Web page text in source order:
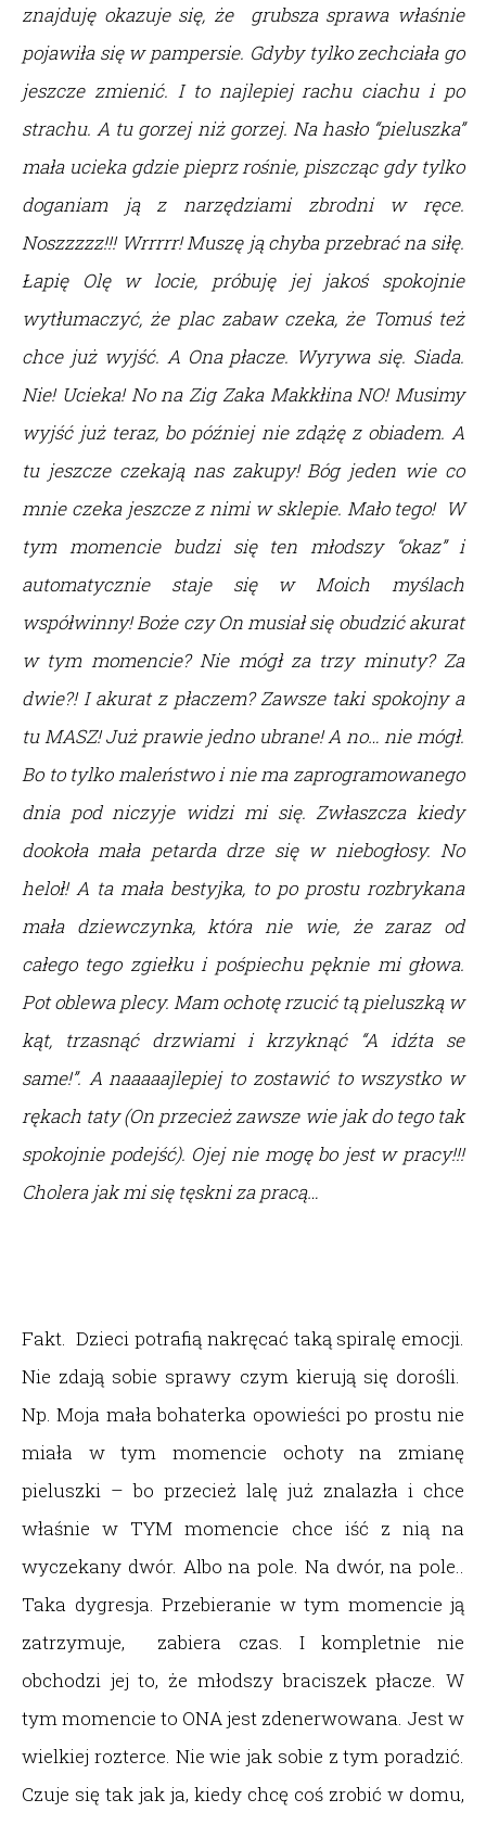
znajduję okazuje się, że grubsza sprawa właśnie
pojawiła się w pampersie. Gdyby tylko zechciała go
jeszcze zmienić. I to najlepiej rachu ciachu i po
strachu. A tu gorzej niż gorzej. Na hasło “pieluszka”
mała ucieka gdzie pieprz rośnie, piszcząc gdy tylko
doganiam ją z narzędziami zbrodni w ręce.
Noszzzzz!!! Wrrrrr! Muszę ją chyba przebrać na siłę.
Łapię Olę w locie, próbuję jej jakoś spokojnie
wytłumaczyć, że plac zabaw czeka, że Tomuś też
chce już wyjść. A Ona płacze. Wyrywa się. Siada.
Nie! Ucieka! No na Zig Zaka Makkłina NO! Musimy
wyjść już teraz, bo później nie zdążę z obiadem. A
tu jeszcze czekają nas zakupy! Bóg jeden wie co
mnie czeka jeszcze z nimi w sklepie. Mało tego! W
tym momencie budzi się ten młodszy “okaz” i
automatycznie staje się w Moich myślach
współwinny! Boże czy On musiał się obudzić akurat
w tym momencie? Nie mógł za trzy minuty? Za
dwie?! I akurat z płaczem? Zawsze taki spokojny a
tu MASZ! Już prawie jedno ubrane! A no… nie mógł.
Bo to tylko maleństwo i nie ma zaprogramowanego
dnia pod niczyje widzi mi się. Zwłaszcza kiedy
dookoła mała petarda drze się w niebogłosy. No
heloł! A ta mała bestyjka, to po prostu rozbrykana
mała dziewczynka, która nie wie, że zaraz od
całego tego zgiełku i pośpiechu pęknie mi głowa.
Pot oblewa plecy. Mam ochotę rzucić tą pieluszką w
kąt, trzasnąć drzwiami i krzyknąć “A idźta se
same!”. A naaaaajlepiej to zostawić to wszystko w
rękach taty (On przecież zawsze wie jak do tego tak
spokojnie podejść). Ojej nie mogę bo jest w pracy!!!
Cholera jak mi się tęskni za pracą…
Fakt. Dzieci potrafią nakręcać taką spiralę emocji.
Nie zdają sobie sprawy czym kierują się dorośli.
Np. Moja mała bohaterka opowieści po prostu nie
miała w tym momencie ochoty na zmianę
pieluszki – bo przecież lalę już znalazła i chce
właśnie w TYM momencie chce iść z nią na
wyczekany dwór. Albo na pole. Na dwór, na pole..
Taka dygresja. Przebieranie w tym momencie ją
zatrzymuje, zabiera czas. I kompletnie nie
obchodzi jej to, że młodszy braciszek płacze. W
tym momencie to ONA jest zdenerwowana. Jest w
wielkiej rozterce. Nie wie jak sobie z tym poradzić.
Czuje się tak jak ja, kiedy chcę coś zrobić w domu,